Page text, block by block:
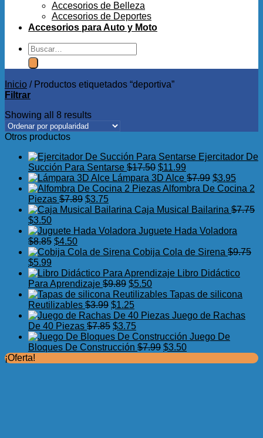
Accesorios de Belleza
Accesorios de Deportes
Accesorios para Auto y Moto
Buscar
por:
Inicio /Productos etiquetados “deportiva”
Filtrar
Showing all 8 results
Otros productos
Ejercitador De
Succión Para Sentarse $17.50 El
precio
original
$17.50.
$11.99
precio
actual
$11.99.
Lámpara 3D Alce $7.99 El
precio
era:
$3.95El
precio
es:
Alfombra De Cocina 2
Piezas $7.89 El
precio
era:
$3.75El
precio
es:
Caja Musical Bailarina $7.75
El
precio
original
era:
$7.75.
$3.50El
precio
actual
es:
Juguete Hada Voladora
$8.85 El
precio
era:
$8.85.
$4.50El
precio
es:
$4.50.
Cobija Cola de Sirena $9.75
El
precio
original
era:
$9.75.
$5.99
precio
actual
es:
$5.99.
Libro Didáctico
Para Aprendizaje $9.89 El
precio
original
era:
$9.89.
$5.50El
precio
es:
Tapas de silicona
Reutilizables $3.99 El
precio
original
era:
$3.99.
$1.25El
precio
actual
es:
$1.25.
Juego de Rachas
De 40 Piezas $7.85 El
precio
original
$3.75El
precio
actual
Juego De
Bloques De Construcción $7.99 El
$3.50El
¡Oferta!